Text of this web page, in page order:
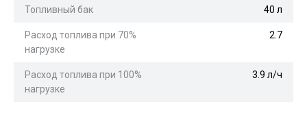
Топливный бак 40 л
Расход топлива при 70%
нагрузке
2.7
Расход топлива при 100%
нагрузке
3.9 л/ч